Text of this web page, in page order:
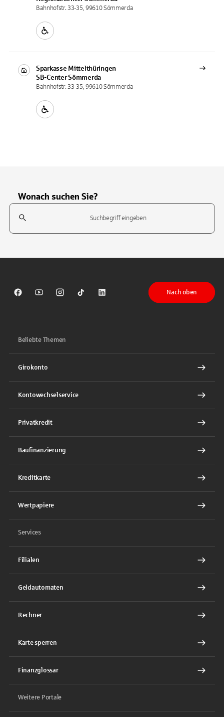
Bahnhofstr. 33-35, 99610 Sömmerda
Sparkasse Mittelthüringen
SB-CenterSömmerda
Bahnhofstr. 33-35, 99610 Sömmerda
Wonach suchen Sie?
Suchfeld
Sparkasse auf Facebook
Sparkasse auf Youtube
Sparkasse auf Instagram
Sparkasse auf TikTok
Sparkasse auf LinkedIn
Nach oben
Beliebte Themen
Girokonto
Kontowechselservice
Privatkredit
Baufinanzierung
Kreditkarte
Wertpapiere
Services
Filialen
Geldautomaten
Rechner
Karte sperren
Finanzglossar
Weitere Portale